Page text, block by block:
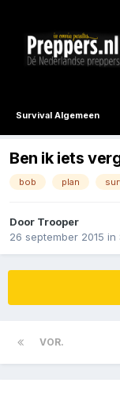
Survival Algemeen
Ben ik iets
bob plan
Door Trooper
26 september 2015 in
VOR.